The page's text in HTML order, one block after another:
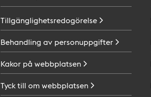
Tillgänglighetsredogörelse
Behandling av personuppgifter
Kakor på webbplatsen
Tyck till om webbplatsen